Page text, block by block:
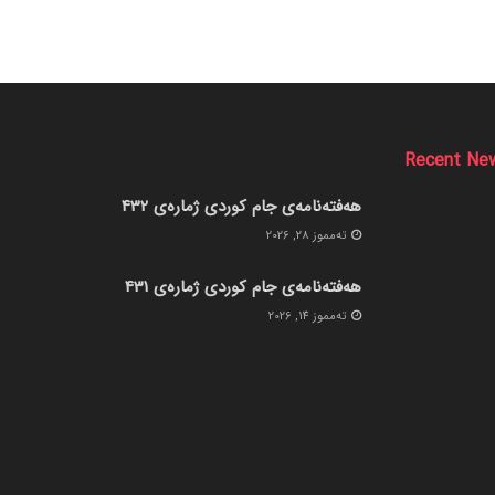
Recent
هەفتەنامەی جام کوردی ژمارەی 432
ته‌مموز 28, 2026
هەفتەنامەی جام کوردی ژمارەی 431
ته‌مموز 14, 2026